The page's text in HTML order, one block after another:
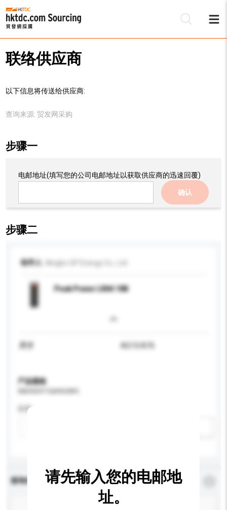
联络供应商
以下信息将传送给供应商:
查询来源: 贸发网采购
步骤一
电邮地址(填写您的公司电邮地址以获取供应商的迅速回覆)
确认
步骤二
收件人
Peak Power LR44 10B
AG13/A76
产品规格
应用
查询内容 *必须填写
请先输入您的电邮地
址。